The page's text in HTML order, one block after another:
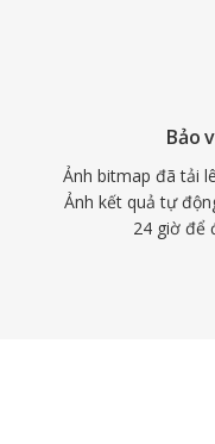
Bảo
Ảnh bitmap đã tải
Ảnh kết quả tự
24 giờ để